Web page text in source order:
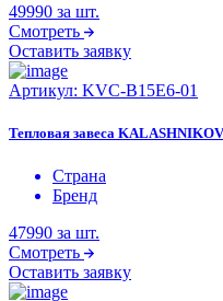
49990 за шт.
Смотреть
Оставить заявку
Артикул: KVС-B15E6-01
Тепловая завеса
Страна
Бренд
47990 за шт.
Смотреть
Оставить заявку